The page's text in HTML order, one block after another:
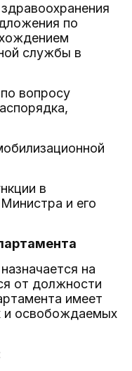
по
службы в
вопросу
в
и его
на
от должности
имеет
и освобождаемых